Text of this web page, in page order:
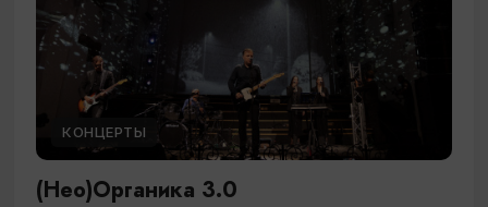
КОНЦЕРТЫ
(Нео)Органика 3.0